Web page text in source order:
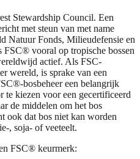
Stewardship Council. Een
met steun van met name
Natuur Fonds, Milieudefensie en
FSC® vooral op tropische bossen
actief. Als FSC-
wereld, is sprake van een
bosbeheer een belangrijk
te kiezen voor een gecertificeerd
de middelen om het bos
ook dat bos niet kan worden
, soja- of veeteelt.
FSC® keurmerk: